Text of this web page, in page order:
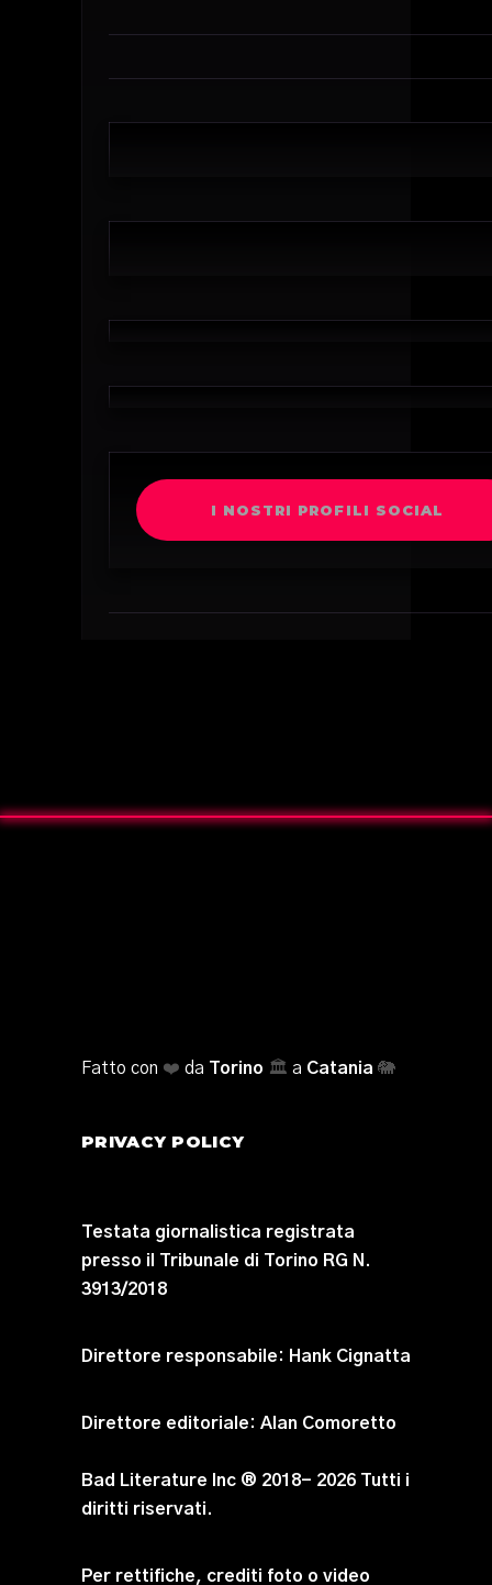
I NOSTRI PROFILI SOCIAL
Fatto con ❤️ da Torino 🏛️ a Catania 🐘
PRIVACY POLICY
Testata giornalistica registrata
presso il Tribunale di Torino RG N.
3913/2018
Direttore responsabile: Hank Cignatta
Direttore editoriale: Alan Comoretto
Bad Literature Inc ® 2018- 2026 Tutti i
diritti riservati.
Per rettifiche, crediti foto o video